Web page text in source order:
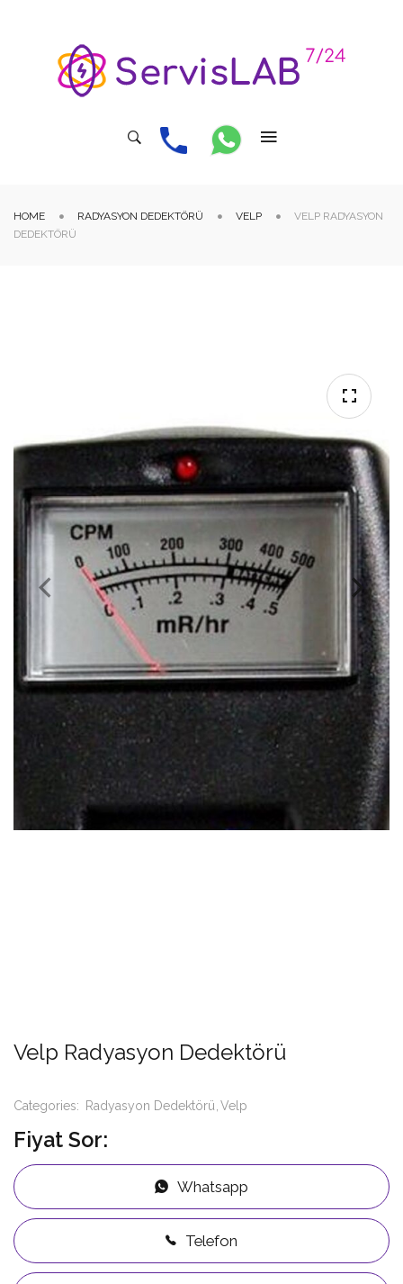
HOME RADYASYON DEDEKTÖRÜ VELP
VELP RADYASYON
DEDEKTÖRÜ
Velp Radyasyon Dedektörü
Categories: Radyasyon Dedektörü Velp
Fiyat Sor:
Whatsapp
Telefon